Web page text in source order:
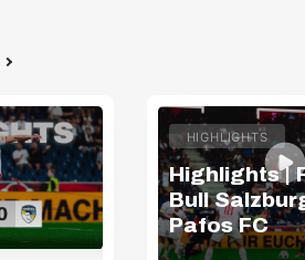
HIGHLIGHTS
Highlights |
Bull
Pafos FC